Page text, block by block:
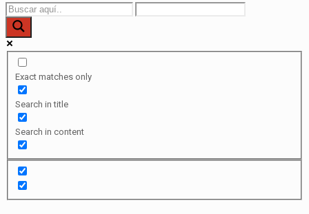
Exact matches only
Search in title
Search in content